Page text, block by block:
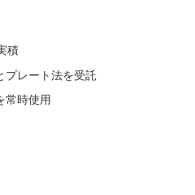
積
プレート法を受託
常時使用